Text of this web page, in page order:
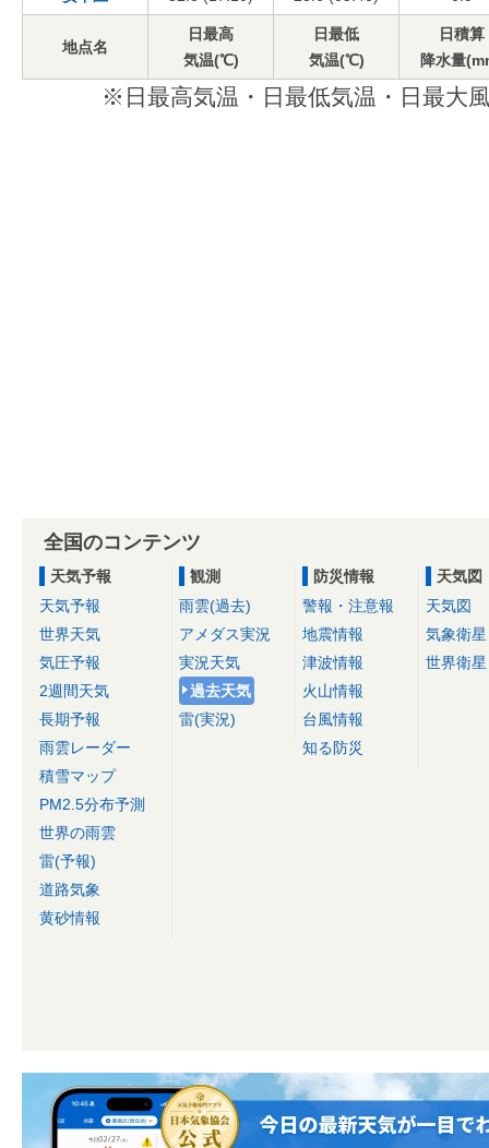
地点名
日最高
気温(℃)
日最低
気温(℃)
日積算
降水量
※日最高気温・日最低気温・日最大
全国のコンテンツ
天気予報
天気予報
世界天気
気圧予報
2週間天気
長期予報
雨雲レーダー
積雪マップ
PM2.5分布予測
世界の雨雲
雷(予報)
道路気象
黄砂情報
観測
雨雲(過去)
アメダス実況
実況天気
過去天気
雷(実況)
防災情報
警報・注意報
地震情報
津波情報
火山情報
台風情報
知る防災
天気図
天気図
気象衛星
世界衛星